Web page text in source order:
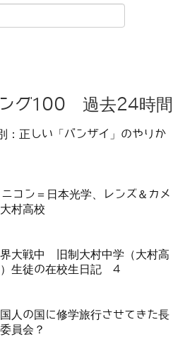
ング100 過去24時間
：正しい「バンザイ」のやりか
コン＝日本光学、レンズ＆カメ
村高校
大戦中 旧制大村中学（大村高
生徒の在校生日記 4
人の国に修学旅行させてきた長
員会？